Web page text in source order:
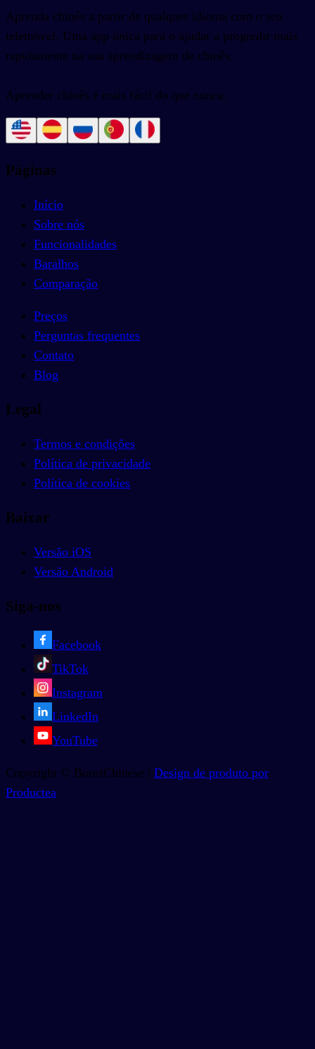
Aprenda chinês a partir de qualquer idioma com o seu
telemóvel. Uma app única para o ajudar a progredir mais
rapidamente na sua aprendizagem de chinês.
Aprender chinês é mais fácil do que nunca.
Páginas
Início
Sobre nós
Funcionalidades
Baralhos
Comparação
Preços
Perguntas frequentes
Contato
Blog
Legal
Termos e condições
Política de privacidade
Política de cookies
Baixar
Versão iOS
Versão Android
Siga-nos
Facebook
TikTok
Instagram
LinkedIn
YouTube
Copyright © BoostChinese | Design de produto por
Productea